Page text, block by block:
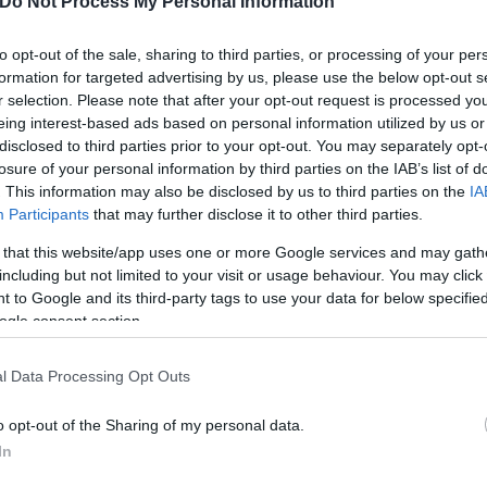
opt-out of the sale, sharing to third parties, or processing of your
for targeted advertising by us, please use the below opt-out
selection. Please note that after your opt-out request is processed
interest-based ads based on personal information utilized by us
to third parties prior to your opt-out. You may separately
of your personal information by third parties on the IAB’s list of
This information may also be disclosed by us to third parties on the
Participants that may further disclose it to other third parties.
that this website/app uses one or more Google services and may
but not limited to your visit or usage behaviour. You may
to Google and its third-party tags to use your data for below
consent section.
Data Processing Opt Outs
opt-out of the Sharing of my personal data.
σας
και η φροντίδα του εαυτού σου
όμως, κάνεις κάτι παραπάνω για σένα. Θα
και περιποίηση στον εαυτό σου , η οποία θα
ημέρα για σένα. Το χαμόγελο και η καλή σου
τις προσωπικές σουσχέσεις και το άτομο
και τις τελευταίες αντιστάσεις, που